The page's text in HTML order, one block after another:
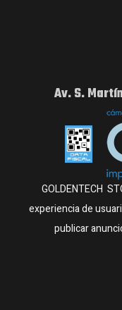
Av. S.
GOLDENTECH
experiencia de
publicar